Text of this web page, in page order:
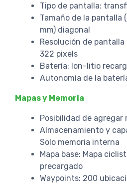
Tipo de pantalla:
Tamaño de la pantalla
mm) diagonal
Resolución de
322 pixels
Batería: Ion-litio
Autonomía de la
Mapas y Memoria
Posibilidad de agregar
Almacenamiento y
Solo memoria interna
Mapa base: Mapa
precargado
Waypoints: 200